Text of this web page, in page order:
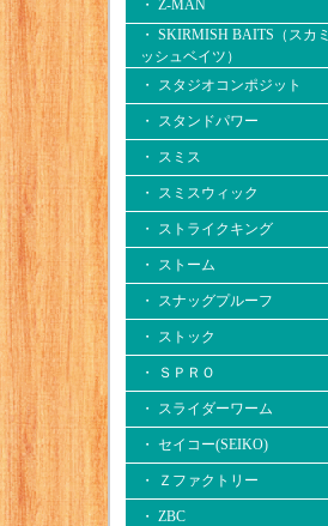
・ Z-MAN
・ SKIRMISH BAITS（スカミ
ッシュベイツ）
・ スタジオコンポジット
・ スタンドパワー
・ スミス
・ スミスウィック
・ ストライクキング
・ ストーム
・ スナッグプルーフ
・ ストック
・ ＳＰＲＯ
・ スライダーワーム
・ セイコー(SEIKO)
・ Ｚファクトリー
・ ZBC